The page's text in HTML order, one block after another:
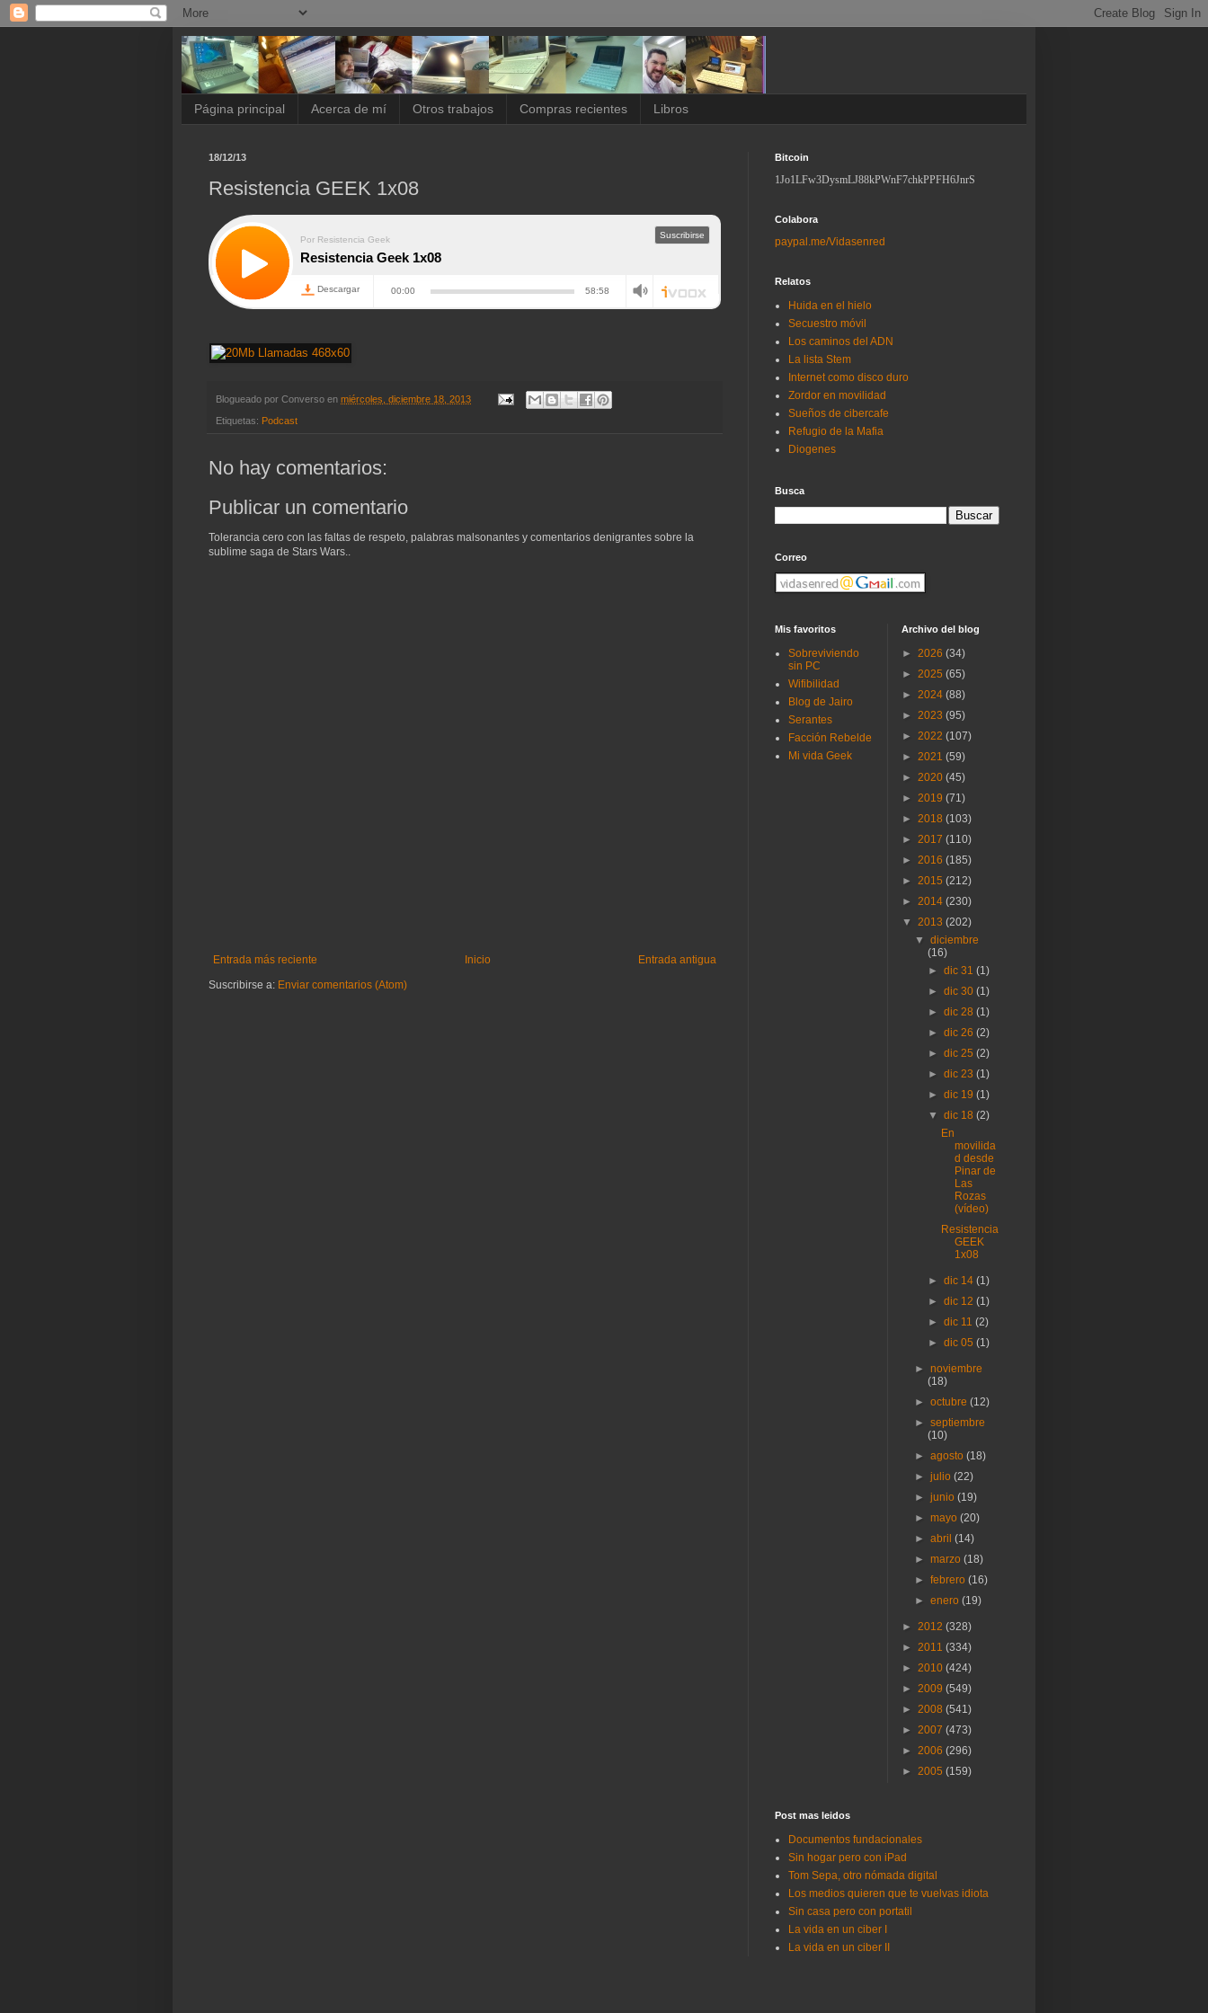
Página principal Acerca de mí Otros trabajos Compras recientes Libros
18/12/13
Resistencia GEEK 1x08
Blogueado por Converso en miércoles, diciembre 18, 2013
Etiquetas: Podcast
No hay comentarios:
Publicar un comentario
Tolerancia cero con las faltas de respeto, palabras malsonantes y comentarios denigrantes sobre la
sublime saga de Stars Wars..
Entrada más reciente Entrada antigua
Inicio
Suscribirse a: Enviar comentarios (Atom)
Bitcoin
1Jo1LFw3DysmLJ88kPWnF7chkPPFH6JnrS
Colabora
paypal.me/Vidasenred
Relatos
Huida en el hielo
Secuestro móvil
Los caminos del ADN
La lista Stem
Internet como disco duro
Zordor en movilidad
Sueños de cibercafe
Refugio de la Mafia
Diogenes
Busca
Correo
Mis favoritos
Sobreviviendo
sin PC
Wifibilidad
Blog de Jairo
Serantes
Facción Rebelde
Mi vida Geek
Archivo del blog
► 2026 (34)
► 2025 (65)
► 2024 (88)
► 2023 (95)
► 2022 (107)
► 2021 (59)
► 2020 (45)
► 2019 (71)
► 2018 (103)
► 2017 (110)
► 2016 (185)
► 2015 (212)
► 2014 (230)
▼ 2013 (202)
▼diciembre
(16)
► dic 31 (1)
► dic 30 (1)
► dic 28 (1)
► dic 26 (2)
► dic 25 (2)
► dic 23 (1)
► dic 19 (1)
▼ dic 18 (2)
En
movilida
d desde
Pinar de
Las
Rozas
(vídeo)
Resistencia
GEEK
1x08
► dic 14 (1)
► dic 12 (1)
► dic 11 (2)
► dic 05 (1)
►noviembre
(18)
►octubre(12)
►septiembre
(10)
►agosto(18)
►julio(22)
►junio(19)
►mayo(20)
►abril(14)
►marzo(18)
►febrero(16)
►enero(19)
► 2012 (328)
► 2011 (334)
► 2010 (424)
► 2009 (549)
► 2008 (541)
► 2007 (473)
► 2006 (296)
► 2005 (159)
Post mas lei­dos
Documentos fundacionales
Sin hogar pero con iPad
Tom Sepa, otro nómada digital
Los medios quieren que te vuelvas idiota
Sin casa pero con portatil
La vida en un ciber I
La vida en un ciber II